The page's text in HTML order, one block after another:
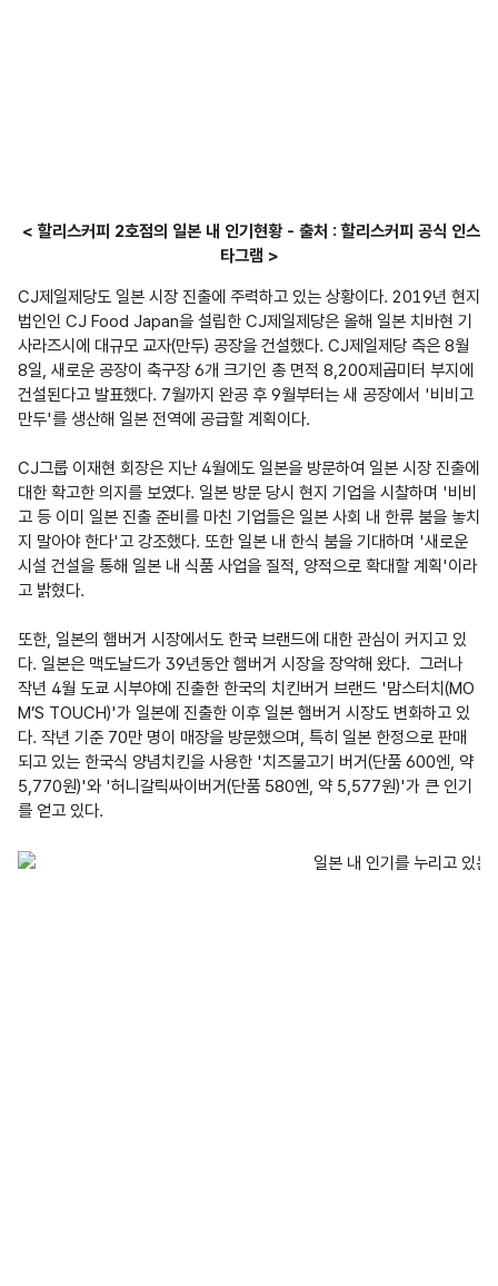
< 할리스커피 2호점의 일본 내 인기현황 - 출처 : 할리스커피 공식 인스
타그램 >
CJ제일제당도 일본 시장 진출에 주력하고 있는 상황이다. 2019년 현지
법인인 CJ Food Japan을 설립한 CJ제일제당은 올해 일본 치바현 기
사라즈시에 대규모 교자(만두) 공장을 건설했다. CJ제일제당 측은 8월
8일, 새로운 공장이 축구장 6개 크기인 총 면적 8,200제곱미터 부지에
건설된다고 발표했다. 7월까지 완공 후 9월부터는 새 공장에서 '비비고
만두'를 생산해 일본 전역에 공급할 계획이다.
CJ그룹 이재현 회장은 지난 4월에도 일본을 방문하여 일본 시장 진출에
대한 확고한 의지를 보였다. 일본 방문 당시 현지 기업을 시찰하며 '비비
고 등 이미 일본 진출 준비를 마친 기업들은 일본 사회 내 한류 붐을 놓치
지 말아야 한다'고 강조했다. 또한 일본 내 한식 붐을 기대하며 '새로운
시설 건설을 통해 일본 내 식품 사업을 질적, 양적으로 확대할 계획'이라
고 밝혔다.
또한, 일본의 햄버거 시장에서도 한국 브랜드에 대한 관심이 커지고 있
다. 일본은 맥도날드가 39년동안 햄버거 시장을 장악해 왔다.  그러나
작년 4월 도쿄 시부야에 진출한 한국의 치킨버거 브랜드 '맘스터치(MO
M’S TOUCH)'가 일본에 진출한 이후 일본 햄버거 시장도 변화하고 있
다. 작년 기준 70만 명이 매장을 방문했으며, 특히 일본 한정으로 판매
되고 있는 한국식 양념치킨을 사용한 '치즈불고기 버거(단품 600엔, 약
5,770원)'와 '허니갈릭싸이버거(단품 580엔, 약 5,577원)'가 큰 인기